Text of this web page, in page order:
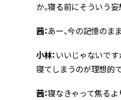
か。寝る前にそういう
茜：あー、今の記憶のま
小林： いいじゃないで
寝てしまうのが理想的で
茜：寝なきゃって焦るよ